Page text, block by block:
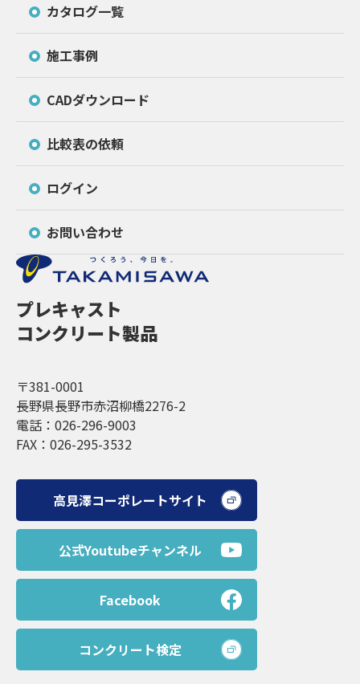
プレキャスト
コンクリート製品
〒381-0001
長野県長野市赤沼柳橋2276-2
電話：026-296-9003
FAX：026-295-3532
高見澤コーポレートサイト
公式Youtubeチャンネル
Facebook
コンクリート検定
カタログ一覧
施工事例
CADダウンロード
比較表の依頼
ログイン
お問い合わせ